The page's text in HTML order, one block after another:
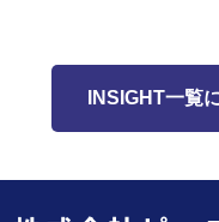
INSIGHT一覧